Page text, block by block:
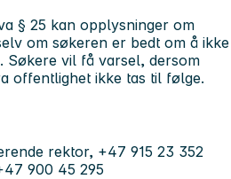
§ 25 kan opplysninger om
om søkeren er bedt om å ikke
Søkere vil få varsel, dersom
offentlighet ikke tas til følge.
rektor, +47 915 23 352
900 45 295